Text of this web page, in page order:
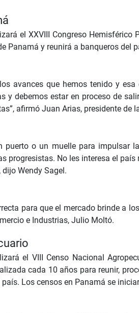
el XXVIII Congreso Hemisférico
Panamá y reunirá a banqueros del
avances que hemos tenido y
y debemos estar en proceso de
afirmó Juan Arias, presidente de la
puerto o un muelle para impulsar
progresistas. No les interesa el
Wendy Sagel.
para que el mercado brinde a
e Industrias, Julio Moltó.
el VIII Censo Nacional
cada 10 años para reunir,
Los censos en Panamá se